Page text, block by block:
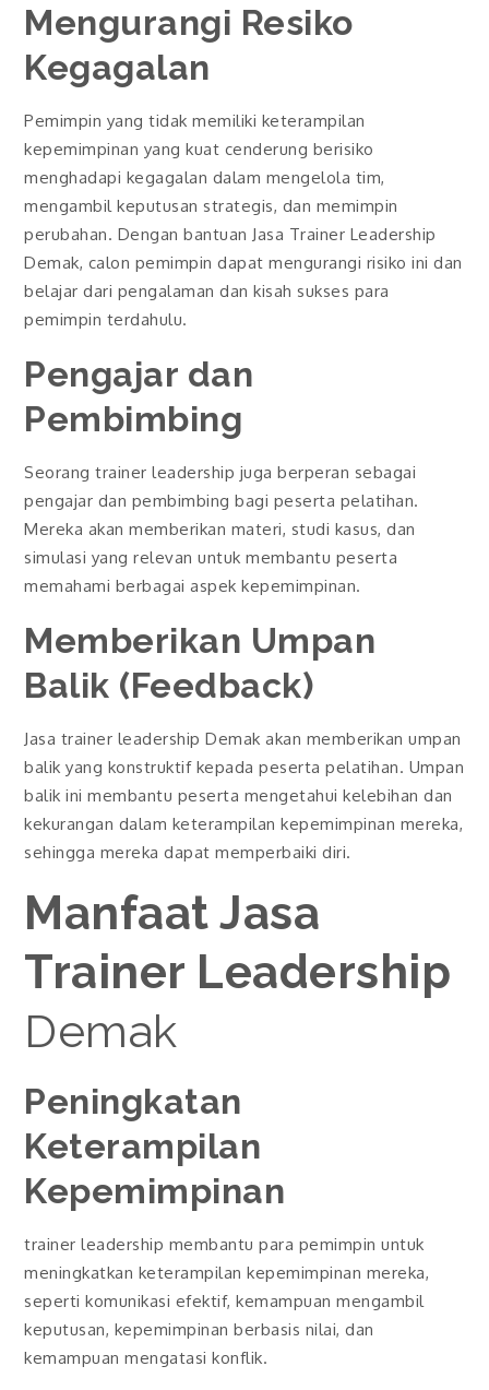
Mengurangi Resiko
Kegagalan
Pemimpin yang tidak memiliki keterampilan
kepemimpinan yang kuat cenderung berisiko
menghadapi kegagalan dalam mengelola tim,
mengambil keputusan strategis, dan memimpin
perubahan. Dengan bantuan Jasa Trainer Leadership
Demak, calon pemimpin dapat mengurangi risiko ini dan
belajar dari pengalaman dan kisah sukses para
pemimpin terdahulu.
Pengajar dan
Pembimbing
Seorang trainer leadership juga berperan sebagai
pengajar dan pembimbing bagi peserta pelatihan.
Mereka akan memberikan materi, studi kasus, dan
simulasi yang relevan untuk membantu peserta
memahami berbagai aspek kepemimpinan.
Memberikan Umpan
Balik (Feedback)
Jasa trainer leadership Demak akan memberikan umpan
balik yang konstruktif kepada peserta pelatihan. Umpan
balik ini membantu peserta mengetahui kelebihan dan
kekurangan dalam keterampilan kepemimpinan mereka,
sehingga mereka dapat memperbaiki diri.
Manfaat Jasa
Trainer Leadership
Demak
Peningkatan
Keterampilan
Kepemimpinan
trainer leadership membantu para pemimpin untuk
meningkatkan keterampilan kepemimpinan mereka,
seperti komunikasi efektif, kemampuan mengambil
keputusan, kepemimpinan berbasis nilai, dan
kemampuan mengatasi konflik.